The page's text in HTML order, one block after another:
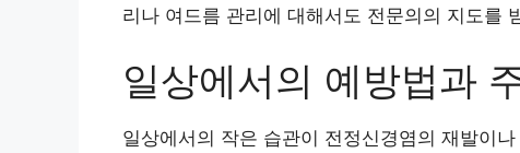
리나 여드름 관리에 대해서도 전문의의 지도를
일상에서의 예방법과
일상에서의 작은 습관이 전정신경염의 재발이